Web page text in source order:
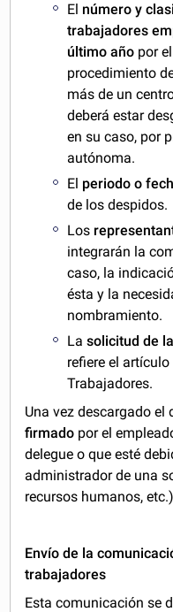
El número y
trabajadores
último año por
procedimiento
más de un
deberá estar
en su caso, por
autónoma.
El periodo o
de los despidos.
Los
integrarán la
caso, la
ésta y la
nombramiento.
Lasolicitud de
refiere el
Trabajadores.
Una vez descargado el
firmado por el
delegue o que esté
administrador de una
recursos humanos,
Envío de la
trabajadores
Esta comunicación se